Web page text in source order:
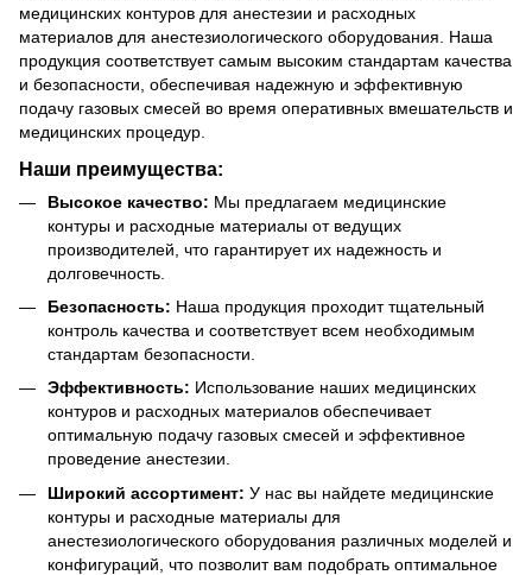
медицинских контуров для анестезии и расходных
материалов для анестезиологического оборудования. Наша
продукция соответствует самым высоким стандартам качества
и безопасности, обеспечивая надежную и эффективную
подачу газовых смесей во время оперативных вмешательств и
медицинских процедур.
Наши преимущества:
Высокое качество: Мы предлагаем медицинские
контуры и расходные материалы от ведущих
производителей, что гарантирует их надежность и
долговечность.
Безопасность: Наша продукция проходит тщательный
контроль качества и соответствует всем необходимым
стандартам безопасности.
Эффективность: Использование наших медицинских
контуров и расходных материалов обеспечивает
оптимальную подачу газовых смесей и эффективное
проведение анестезии.
Широкий ассортимент: У нас вы найдете медицинские
контуры и расходные материалы для
анестезиологического оборудования различных моделей и
конфигураций, что позволит вам подобрать оптимальное